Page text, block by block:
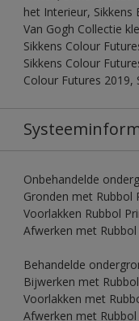
het Interieur, Sikkens
Van Gogh Collectie
Sikkens Colour
Sikkens Colour
Colour Futures 2019,
Onbehandelde
Gronden met Rubbol
Voorlakken Rubbol
Afwerken met Rubbol
Behandelde
Bijwerken met
Voorlakken met
Afwerken met Rubbol